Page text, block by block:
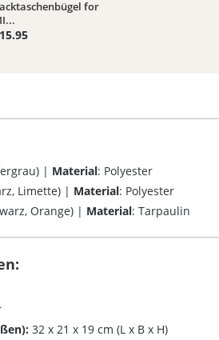
for
| Material: Polyester
Limette) | Material: Polyester
Orange) | Material: Tarpaulin
32 x 21 x 19 cm (L x B x H)